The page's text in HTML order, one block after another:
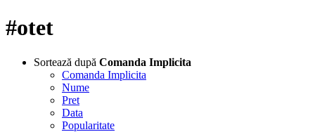
#otet
Sortează după Comanda Implicita
Comanda Implicita
Nume
Pret
Data
Popularitate